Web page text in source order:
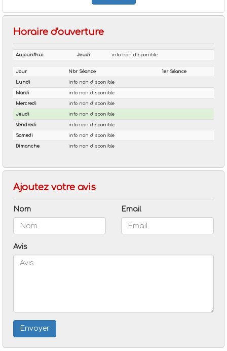
Horaire d'ouverture
Ajoutez votre avis
Nom Email
Avis
Envoyer